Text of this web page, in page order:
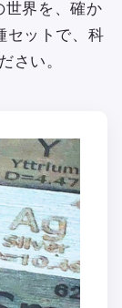
世界を、確か
セットで、科
さい。